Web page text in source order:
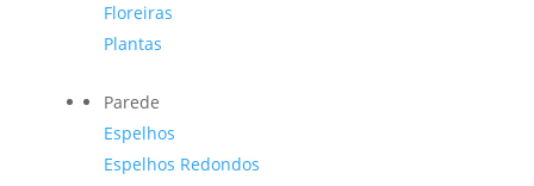
Floreiras
Plantas
Parede
Espelhos
Espelhos Redondos